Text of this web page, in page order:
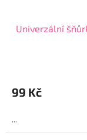
Univerzální
99 Kč
...